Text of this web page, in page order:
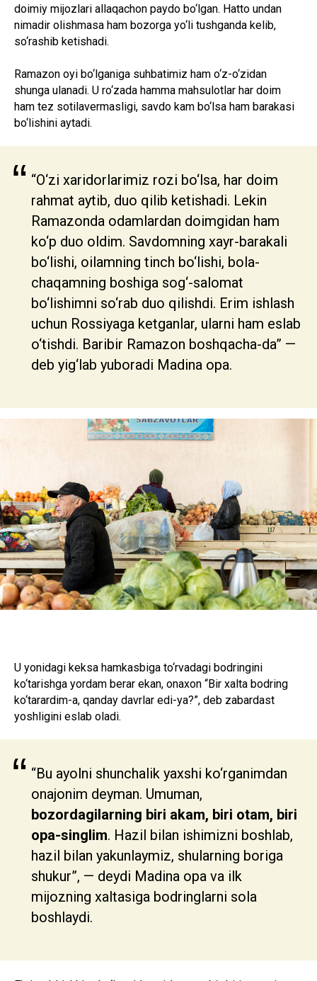
doimiy mijozlari allaqachon paydo bo‘lgan. Hatto undan
nimadir olishmasa ham bozorga yo‘li tushganda kelib,
so‘rashib ketishadi.
Ramazon oyi bo‘lganiga suhbatimiz ham o‘z-o‘zidan
shunga ulanadi. U ro‘zada hamma mahsulotlar har doim
ham tez sotilavermasligi, savdo kam bo‘lsa ham barakasi
bo‘lishini aytadi.
“ “O‘zi xaridorlarimiz rozi bo‘lsa, har doim
rahmat aytib, duo qilib ketishadi. Lekin
Ramazonda odamlardan doimgidan ham
ko‘p duo oldim. Savdomning xayr-barakali
bo‘lishi, oilamning tinch bo‘lishi, bola-
chaqamning boshiga sog‘-salomat
bo‘lishimni so‘rab duo qilishdi. Erim ishlash
uchun Rossiyaga ketganlar, ularni ham eslab
o‘tishdi. Baribir Ramazon boshqacha-da” —
deb yig‘lab yuboradi Madina opa.
U yonidagi keksa hamkasbiga to‘rvadagi bodringini
ko‘tarishga yordam berar ekan, onaxon “Bir xalta bodring
ko‘tarardim-a, qanday davrlar edi-ya?”, deb zabardast
yoshligini eslab oladi.
“ “Bu ayolni shunchalik yaxshi ko‘rganimdan
onajonim deyman. Umuman,
bozordagilarning biri akam, biri otam, biri
opa-singlim. Hazil bilan ishimizni boshlab,
hazil bilan yakunlaymiz, shularning boriga
shukur”, — deydi Madina opa va ilk
mijozning xaltasiga bodringlarni sola
boshlaydi.